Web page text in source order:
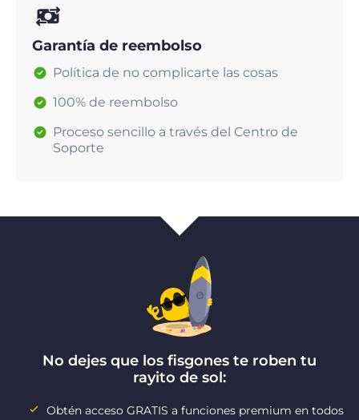
Garantía de reembolso
Política de no complicarte las cosas
100% de reembolso
Proceso sencillo a través del Centro de
Soporte
No dejes que los fisgones te roben tu
rayito de sol:
Obtén acceso GRATIS a funciones premium en todos